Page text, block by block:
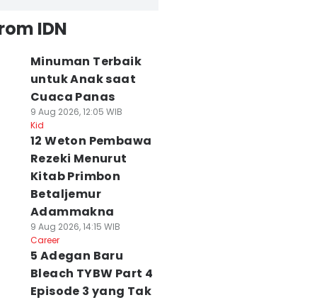
IDN
Minuman Terbaik
untuk Anak saat
Cuaca Panas
9 Aug 2026, 12:05 WIB
Kid
12 Weton Pembawa
Rezeki Menurut
Kitab Primbon
Betaljemur
Adammakna
9 Aug 2026, 14:15 WIB
Career
5 Adegan Baru
Bleach TYBW Part 4
Episode 3 yang Tak